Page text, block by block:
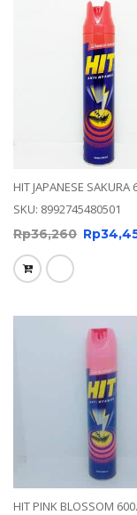
HIT JAPANESE SAKURA
SKU: 8992745480501
Rp36,260 Rp
HIT PINK BLOSSOM